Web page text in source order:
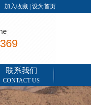
加入收藏 设为首页
联系我们
CONTACT US